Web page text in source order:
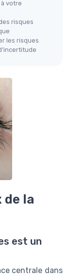
votre
risques
les risques
de la
est un
centrale dans